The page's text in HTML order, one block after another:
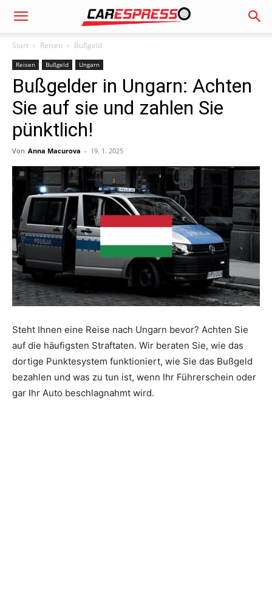
Start Reisen Bußgeld
Reisen Bußgeld Ungarn
Bußgelder in Ungarn: Achten
Sie auf sie und zahlen Sie
pünktlich!
Von Anna Macurova - 19. 1. 2025
Steht Ihnen eine Reise nach Ungarn bevor? Achten Sie
auf die häufigsten Straftaten. Wir beraten Sie, wie das
dortige Punktesystem funktioniert, wie Sie das Bußgeld
bezahlen und was zu tun ist, wenn Ihr Führerschein oder
gar Ihr Auto beschlagnahmt wird.